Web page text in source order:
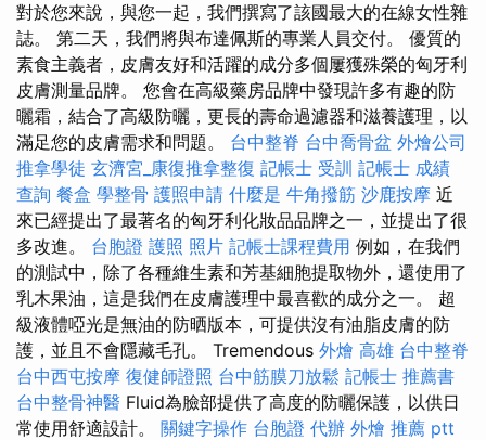
對於您來說，與您一起，我們撰寫了該國最大的在線女性雜
誌。 第二天，我們將與布達佩斯的專業人員交付。 優質的
素食主義者，皮膚友好和活躍的成分多個屢獲殊榮的匈牙利
皮膚測量品牌。 您會在高級藥房品牌中發現許多有趣的防
曬霜，結合了高級防曬，更長的壽命過濾器和滋養護理，以
滿足您的皮膚需求和問題。 台中整脊 台中喬骨盆 外燴公司
推拿學徒 玄濟宮_康復推拿整復 記帳士 受訓 記帳士 成績
查詢 餐盒 學整骨 護照申請 什麼是 牛角撥筋 沙鹿按摩 近
來已經提出了最著名的匈牙利化妝品品牌之一，並提出了很
多改進。 台胞證 護照 照片 記帳士課程費用 例如，在我們
的測試中，除了各種維生素和芳基細胞提取物外，還使用了
乳木果油，這是我們在皮膚護理中最喜歡的成分之一。 超
級液體啞光是無油的防晒版本，可提供沒有油脂皮膚的防
護，並且不會隱藏毛孔。 Tremendous 外燴 高雄 台中整脊
台中西屯按摩 復健師證照 台中筋膜刀放鬆 記帳士 推薦書
台中整骨神醫 Fluid為臉部提供了高度的防曬保護，以供日
常使用舒適設計。 關鍵字操作 台胞證 代辦 外燴 推薦 ptt